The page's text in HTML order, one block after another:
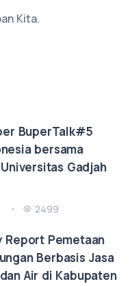
Kita.
BuperTalk#5
bersama
Gadjah
2499
Report Pemetaan
Berbasis Jasa
Air di Kabupaten